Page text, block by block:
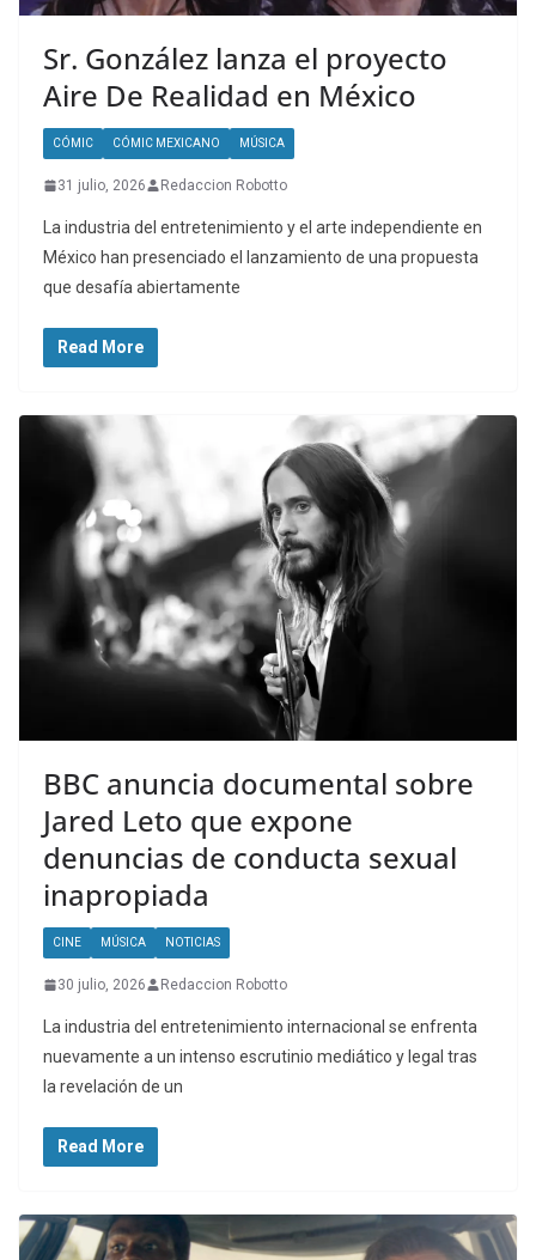
Sr. González lanza el proyecto
Aire De Realidad en México
CÓMIC CÓMIC MEXICANO MÚSICA
31 julio, 2026 Redaccion Robotto
La industria del entretenimiento y el arte independiente en
México han presenciado el lanzamiento de una propuesta
que desafía abiertamente
Read More
BBC anuncia documental sobre
Jared Leto que expone
denuncias de conducta sexual
inapropiada
CINE MÚSICA NOTICIAS
30 julio, 2026 Redaccion Robotto
La industria del entretenimiento internacional se enfrenta
nuevamente a un intenso escrutinio mediático y legal tras
la revelación de un
Read More